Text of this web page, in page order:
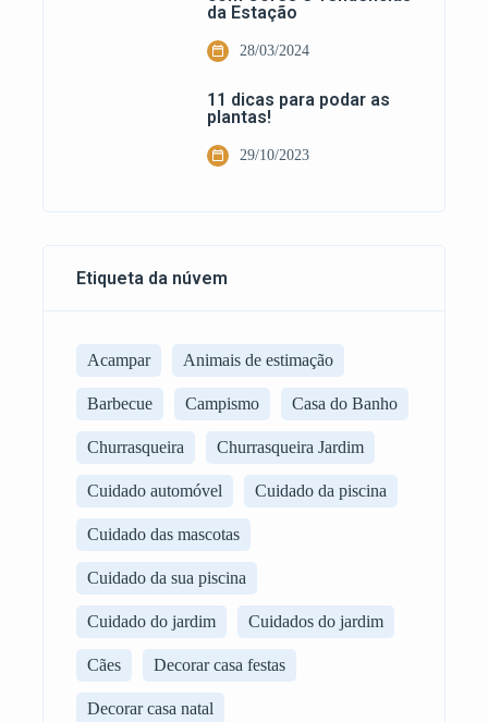
da Estação
28/03/2024
11 dicas para podar as
plantas!
29/10/2023
Etiqueta da núvem
Acampar Animais de estimação
Barbecue Campismo Casa do Banho
Churrasqueira Churrasqueira Jardim
Cuidado automóvel Cuidado da piscina
Cuidado das mascotas
Cuidado da sua piscina
Cuidado do jardim Cuidados do jardim
Cães Decorar casa festas
Decorar casa natal